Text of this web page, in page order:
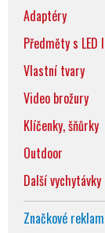
Adaptéry
Předměty s LED
Vlastní tvary
Video brožury
Klíčenky, šňůrky
Outdoor
Další vychytávky
Značkové